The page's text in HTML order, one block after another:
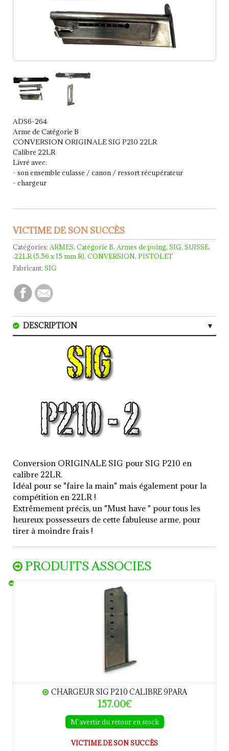
ADS6-264
Arme de Catégorie B
CONVERSION ORIGINALE SIG P210 22LR
Calibre 22LR
Livré avec:
- son ensemble culasse / canon / ressort récupérateur
- chargeur
VICTIME DE SON SUCCÈS
Catégories: ARMES, Catégorie B, Armes de poing, SIG, SUISSE,
.22LR (5,56 x 15 mm R), CONVERSION, PISTOLET
Fabricant: SIG
DESCRIPTION
CARACTERISTIQUES
Conversion ORIGINALE SIG pour SIG P210 en
calibre 22LR.
Idéal pour se "faire la main" mais également pour la
compétition en 22LR !
Extrêmement précis, un "Must have " pour tous les
heureux possesseurs de cette fabuleuse arme, pour
tirer à moindre frais !
PRODUITS ASSOCIES
Chargeur SIG P210 calibre 9Para
CHARGEUR SIG P210 CALIBRE 9PARA
157.00€
M'avertir du retour en stock
VICTIME DE SON SUCCÈS